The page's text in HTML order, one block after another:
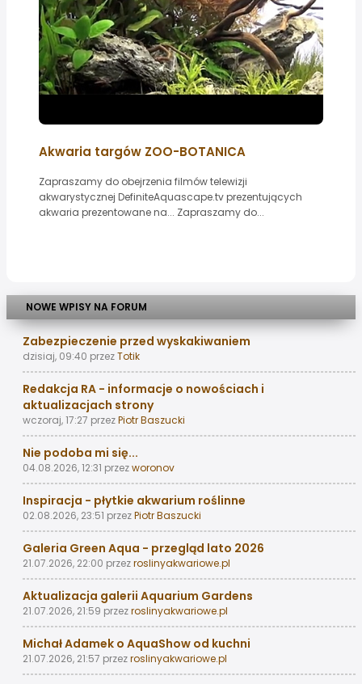
Akwaria targów ZOO-BOTANICA
Zapraszamy do obejrzenia filmów telewizji
akwarystycznej DefiniteAquascape.tv prezentujących
akwaria prezentowane na... Zapraszamy do...
NOWE WPISY NA FORUM
Zabezpieczenie przed wyskakiwaniem
dzisiaj, 09:40 przezTotik
Redakcja RA - informacje o nowościach i
aktualizacjach strony
wczoraj, 17:27 przezPiotr Baszucki
Nie podoba mi się...
04.08.2026, 12:31 przezworonov
Inspiracja - płytkie akwarium roślinne
02.08.2026, 23:51 przezPiotr Baszucki
Galeria Green Aqua - przegląd lato 2026
21.07.2026, 22:00 przezroslinyakwariowe.pl
Aktualizacja galerii Aquarium Gardens
21.07.2026, 21:59 przezroslinyakwariowe.pl
Michał Adamek o AquaShow od kuchni
21.07.2026, 21:57 przezroslinyakwariowe.pl